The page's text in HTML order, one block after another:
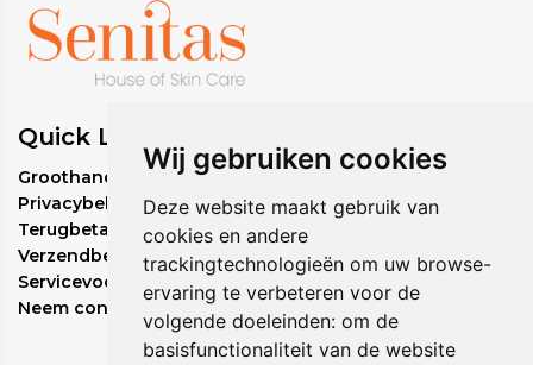
Wij gebruiken cookies
Deze website maakt gebruik van
cookies en andere
trackingtechnologieën om uw browse-
ervaring te verbeteren voor de
volgende doeleinden: om de
basisfunctionaliteit van de website
Quick Links
Groothandel bestelbeleid
Privacybeleid
Terugbetalingsbeleid
Verzendbeleid
Servicevoorwaarden
Neem contact met ons op